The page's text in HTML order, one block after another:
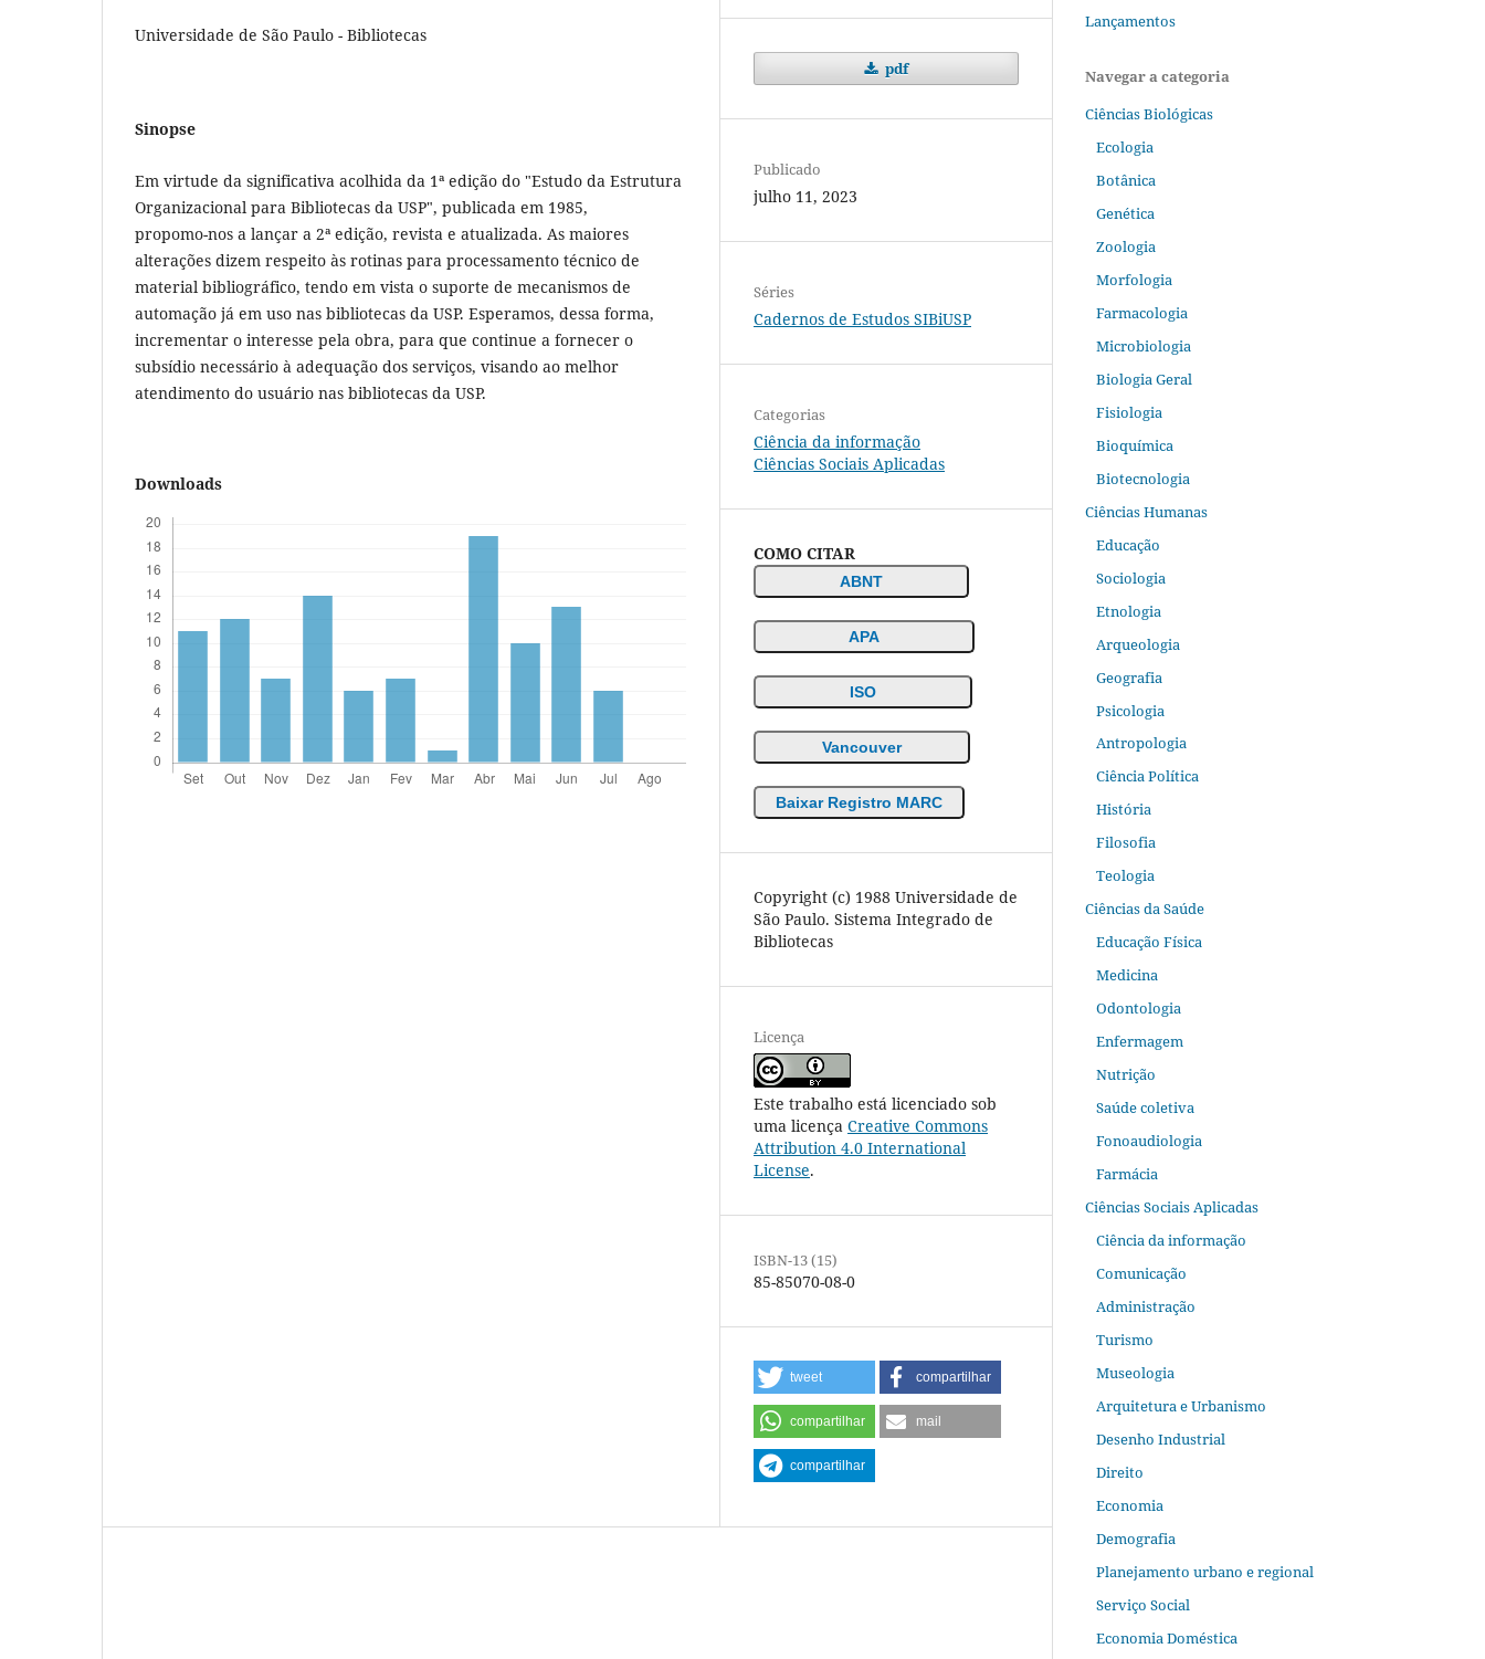
Universidade de São Paulo - Bibliotecas
Sinopse
Em virtude da significativa acolhida da 1ª edição do "Estudo da Estrutura
Organizacional para Bibliotecas da USP", publicada em 1985,
propomo-nos a lançar a 2ª edição, revista e atualizada. As maiores
alterações dizem respeito às rotinas para processamento técnico de
material bibliográfico, tendo em vista o suporte de mecanismos de
automação já em uso nas bibliotecas da USP. Esperamos, dessa forma,
incrementar o interesse pela obra, para que continue a fornecer o
subsídio necessário à adequação dos serviços, visando ao melhor
atendimento do usuário nas bibliotecas da USP.
Downloads
pdf
Publicado
julho 11, 2023
Séries
Cadernos de Estudos SIBiUSP
Categorias
Ciência da informação
Ciências Sociais Aplicadas
COMO CITAR
ABNT
APA
ISO
Vancouver
Baixar Registro MARC
Copyright (c) 1988 Universidade de
São Paulo. Sistema Integrado de
Bibliotecas
Licença
Este trabalho está licenciado sob
uma licença Creative Commons
Attribution 4.0 International
License.
ISBN-13 (15)
85-85070-08-0
tweet compartilhar
compartilhar mail
compartilhar
Lançamentos
Navegar a categoria
Ciências Biológicas
Ecologia
Botânica
Genética
Zoologia
Morfologia
Farmacologia
Microbiologia
Biologia Geral
Fisiologia
Bioquímica
Biotecnologia
Ciências Humanas
Educação
Sociologia
Etnologia
Arqueologia
Geografia
Psicologia
Antropologia
Ciência Política
História
Filosofia
Teologia
Ciências da Saúde
Educação Física
Medicina
Odontologia
Enfermagem
Nutrição
Saúde coletiva
Fonoaudiologia
Farmácia
Ciências Sociais Aplicadas
Ciência da informação
Comunicação
Administração
Turismo
Museologia
Arquitetura e Urbanismo
Desenho Industrial
Direito
Economia
Demografia
Planejamento urbano e regional
Serviço Social
Economia Doméstica